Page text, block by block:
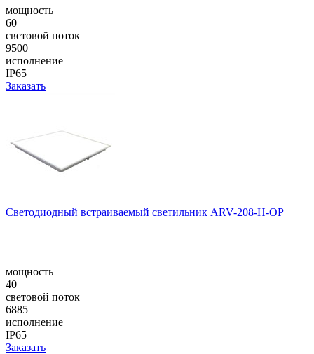
мощность
60
световой поток
9500
исполнение
IP65
Заказать
Светодиодный встраиваемый светильник ARV-208-H-OP
мощность
40
световой поток
6885
исполнение
IP65
Заказать